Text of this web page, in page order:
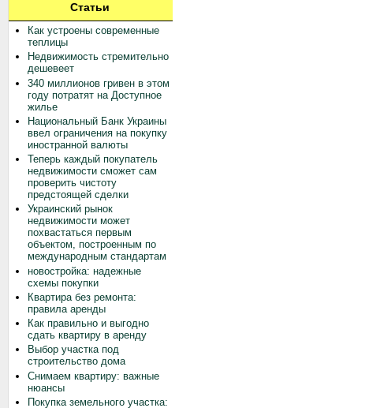
Статьи
Как устроены современные
теплицы
Недвижимость стремительно
дешевеет
340 миллионов гривен в этом
году потратят на Доступное
жилье
Национальный Банк Украины
ввел ограничения на покупку
иностранной валюты
Теперь каждый покупатель
недвижимости сможет сам
проверить чистоту
предстоящей сделки
Украинский рынок
недвижимости может
похвастаться первым
объектом, построенным по
международным стандартам
новостройка: надежные
схемы покупки
Квартира без ремонта:
правила аренды
Как правильно и выгодно
сдать квартиру в аренду
Выбор участка под
строительство дома
Снимаем квартиру: важные
нюансы
Покупка земельного участка: